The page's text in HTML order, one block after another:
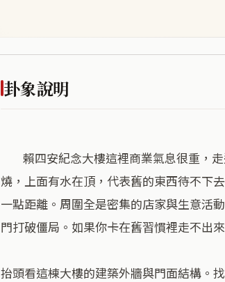
卦象說明
燒，上面有水在頂，代表舊的東西待不下
一點距離。周圍全是密集的店家與生意活
門打破僵局。如果你卡在舊習慣裡走不出
抬頭看這棟大樓的建築外牆與門面結構。